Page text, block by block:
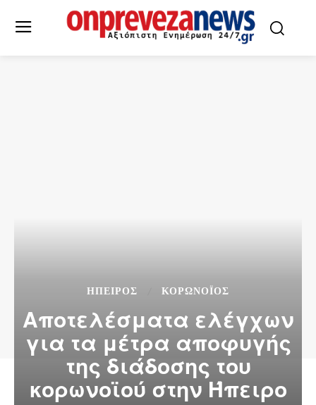
ΉΠΕΙΡΟΣ ΚΟΡΩΝΟΪΌΣ
Αποτελέσματα ελέγχων
για τα μέτρα αποφυγής
της διάδοσης του
κορωνοϊού στην Ήπειρο